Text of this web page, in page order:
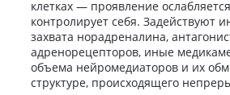
клетках — проявление
контролирует себя. Задействуют
захвата норадреналина,
адренорецепторов, иные
объема нейромедиаторов и их
структуре, происходящего